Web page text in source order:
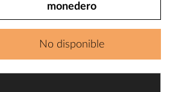
monedero
No disponible